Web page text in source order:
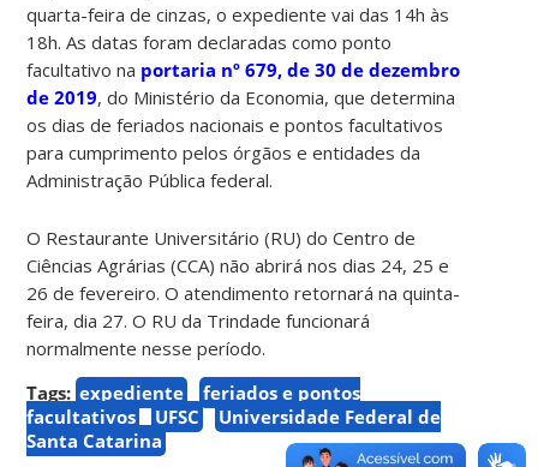
quarta-feira de cinzas, o expediente vai das 14h às
18h. As datas foram declaradas como ponto
facultativo na portaria nº 679, de 30 de dezembro
de 2019, do Ministério da Economia, que determina
os dias de feriados nacionais e pontos facultativos
para cumprimento pelos órgãos e entidades da
Administração Pública federal.
O Restaurante Universitário (RU) do Centro de
Ciências Agrárias (CCA) não abrirá nos dias 24, 25 e
26 de fevereiro. O atendimento retornará na quinta-
feira, dia 27. O RU da Trindade funcionará
normalmente nesse período.
Tags: expediente
feriados e pontos
facultativos
UFSC
Universidade Federal de
Santa Catarina